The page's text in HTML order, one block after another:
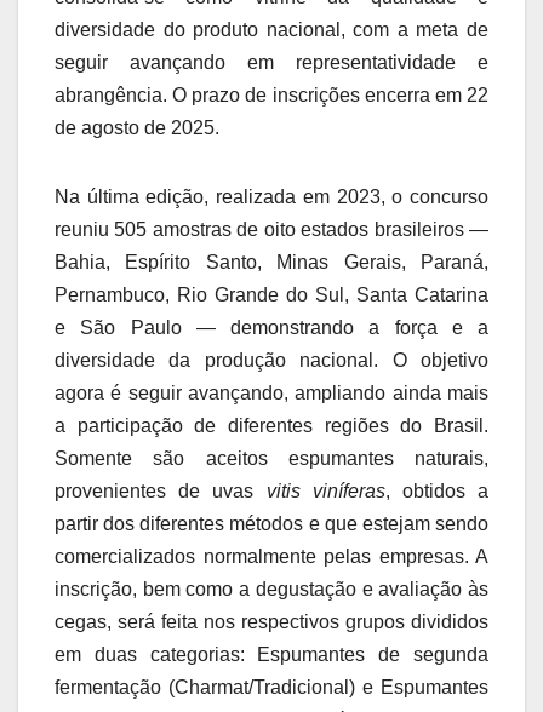
diversidade do produto nacional, com a meta de
seguir avançando em representatividade e
abrangência. O prazo de inscrições encerra em 22
de agosto de 2025.
Na última edição, realizada em 2023, o concurso
reuniu 505 amostras de oito estados brasileiros —
Bahia, Espírito Santo, Minas Gerais, Paraná,
Pernambuco, Rio Grande do Sul, Santa Catarina
e São Paulo — demonstrando a força e a
diversidade da produção nacional. O objetivo
agora é seguir avançando, ampliando ainda mais
a participação de diferentes regiões do Brasil.
Somente são aceitos espumantes naturais,
provenientes de uvas vitis viníferas, obtidos a
partir dos diferentes métodos e que estejam sendo
comercializados normalmente pelas empresas. A
inscrição, bem como a degustação e avaliação às
cegas, será feita nos respectivos grupos divididos
em duas categorias: Espumantes de segunda
fermentação (Charmat/Tradicional) e Espumantes